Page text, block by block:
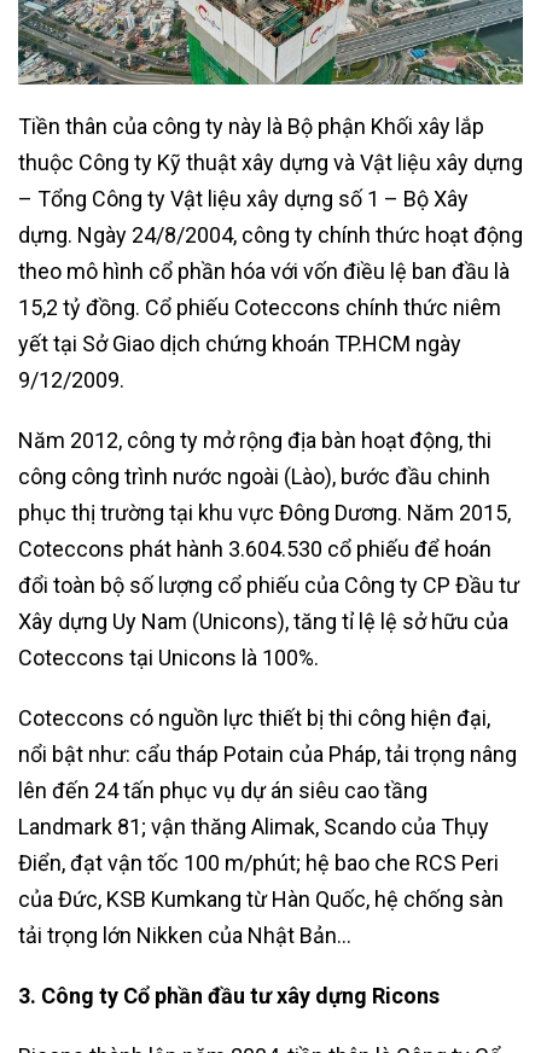
Tiền thân của công ty này là Bộ phận Khối xây lắp
thuộc Công ty Kỹ thuật xây dựng và Vật liệu xây dựng
– Tổng Công ty Vật liệu xây dựng số 1 – Bộ Xây
dựng. Ngày 24/8/2004, công ty chính thức hoạt động
theo mô hình cổ phần hóa với vốn điều lệ ban đầu là
15,2 tỷ đồng. Cổ phiếu Coteccons chính thức niêm
yết tại Sở Giao dịch chứng khoán TP.HCM ngày
9/12/2009.
Năm 2012, công ty mở rộng địa bàn hoạt động, thi
công công trình nước ngoài (Lào), bước đầu chinh
phục thị trường tại khu vực Đông Dương. Năm 2015,
Coteccons phát hành 3.604.530 cổ phiếu để hoán
đổi toàn bộ số lượng cổ phiếu của Công ty CP Đầu tư
Xây dựng Uy Nam (Unicons), tăng tỉ lệ lệ sở hữu của
Coteccons tại Unicons là 100%.
Coteccons có nguồn lực thiết bị thi công hiện đại,
nổi bật như: cẩu tháp Potain của Pháp, tải trọng nâng
lên đến 24 tấn phục vụ dự án siêu cao tầng
Landmark 81; vận thăng Alimak, Scando của Thụy
Điển, đạt vận tốc 100 m/phút; hệ bao che RCS Peri
của Đức, KSB Kumkang từ Hàn Quốc, hệ chống sàn
tải trọng lớn Nikken của Nhật Bản…
3. Công ty Cổ phần đầu tư xây dựng Ricons